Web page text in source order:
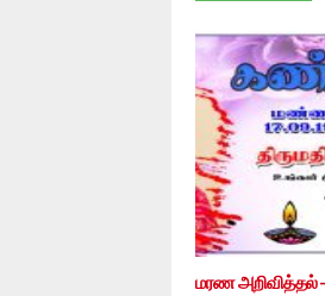
மரண அறிவித்தல் –